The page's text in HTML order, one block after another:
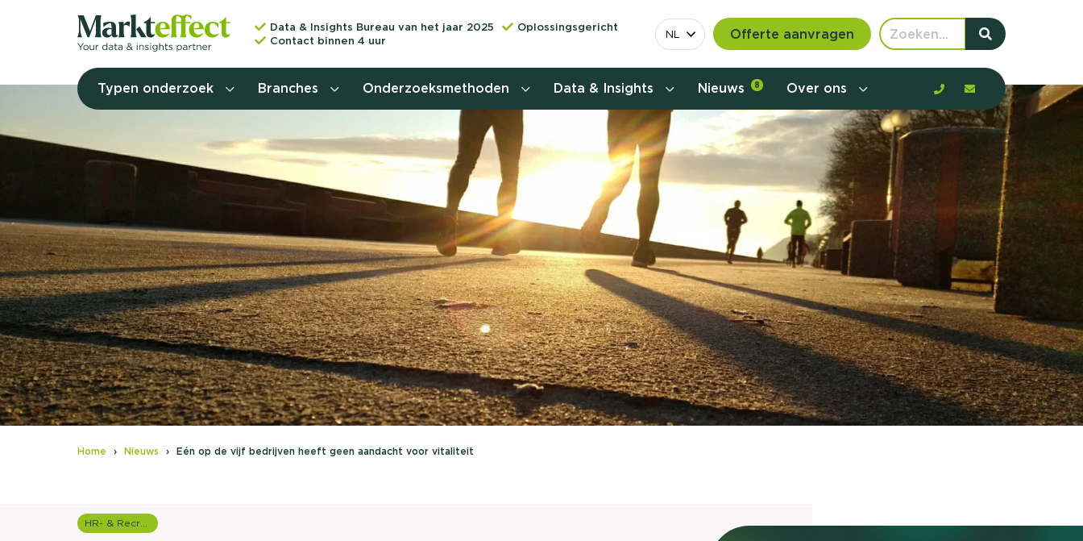
Data & Insights Bureau van het jaar 2025
Oplossingsgericht
Contact binnen 4 uur
NL Offerte aanvragen
Typen onderzoek
Behoefteonderzoek
Customer journey onderzoek
Customer value proposition
Doelgroeponderzoek
Naamsbekendheidonderzoek
Nationaal Studiekeuze
Onderzoek (NSKO)
Usage & attitude onderzoek
UX-onderzoek
Relevantere communicatie en aanbod door de
customer journey, de barrières en gedrag in kaart te
brengen. Benieuwd hoe?
Stefan Klomp
Client Consultant
Branches Onderzoeksmethoden Data & Insights Nieuws 8 Over ons
Home Nieuws Eén op de vijf bedrijven heeft geen aandacht voor vitaliteit
HR- & Recruitment onderzoek